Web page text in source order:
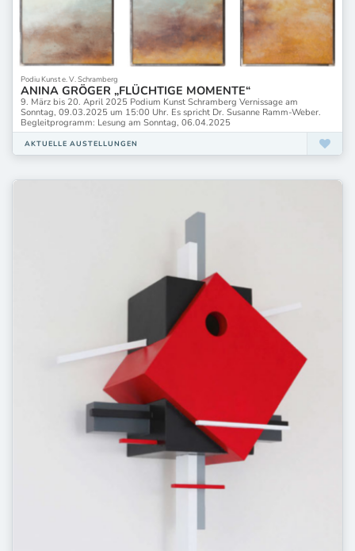
Podiu Kunst e. V. Schramberg
ANINA GRÖGER „FLÜCHTIGE MOMENTE“
9. März bis 20. April 2025 Podium Kunst Schramberg Vernissage am
Sonntag, 09.03.2025 um 15:00 Uhr. Es spricht Dr. Susanne Ramm-Weber.
Begleitprogramm: Lesung am Sonntag, 06.04.2025
AKTUELLE AUSTELLUNGEN